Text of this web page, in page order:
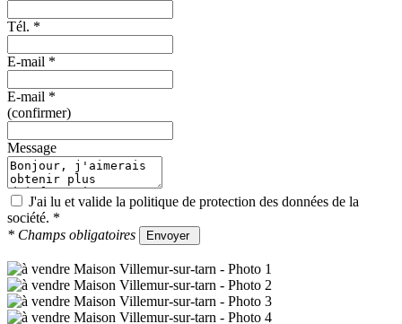
Tél. *
E-mail *
E-mail *
(confirmer)
Message
J'ai lu et valide la politique de protection des données de la
société. *
* Champs obligatoires